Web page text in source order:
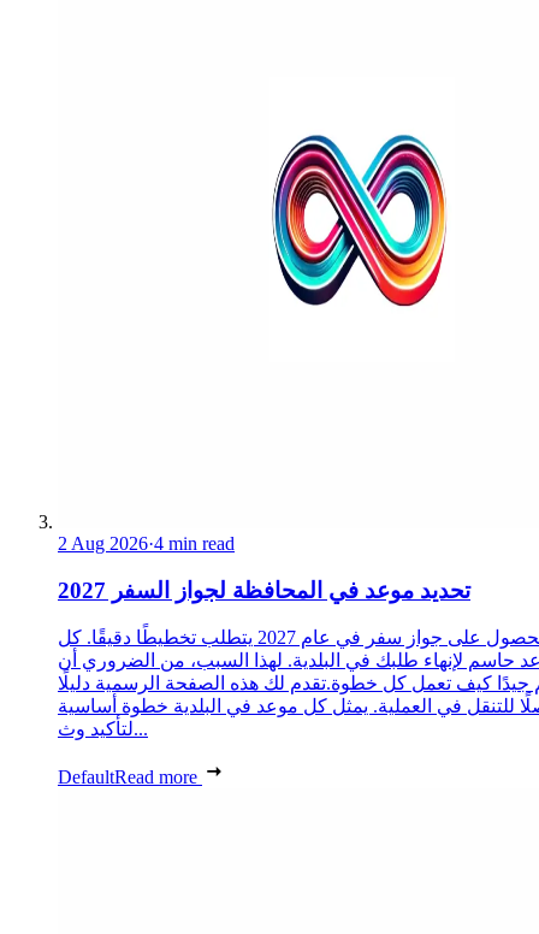
2 Aug 2026·4 min read
تحديد موعد في المحافظة لجواز السفر 2027
الحصول على جواز سفر في عام 2027 يتطلب تخطيطًا دقيقًا. كل
حاسم لإنهاء طلبك في البلدية. لهذا السبب، من الضروري أن
جيدًا كيف تعمل كل خطوة.تقدم لك هذه الصفحة الرسمية دليلًا
للتنقل في العملية. يمثل كل موعد في البلدية خطوة أساسية
لتأكيد وث...
DefaultRead more